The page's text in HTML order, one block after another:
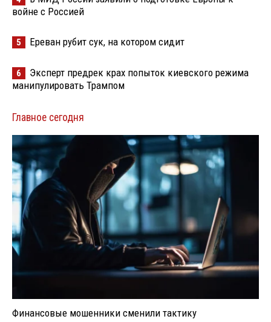
войне с Россией
5 Ереван рубит сук, на котором сидит
6
Эксперт предрек крах попыток киевского режима
манипулировать Трампом
Главное сегодня
Финансовые мошенники сменили тактику